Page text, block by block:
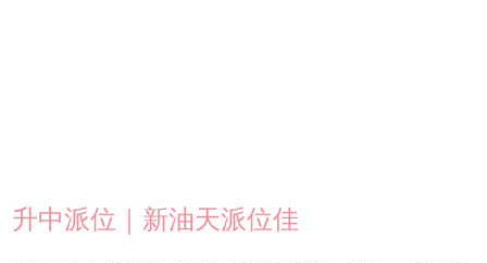
升中派位｜新油天派位佳